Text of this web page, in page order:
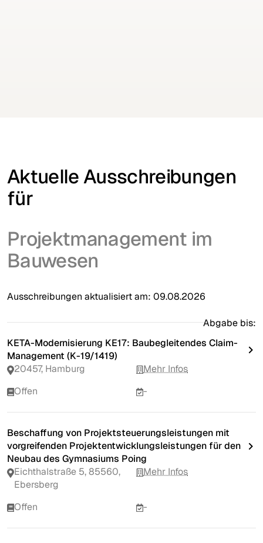
Aktuelle Ausschreibungen
für
Projektmanagement im
Bauwesen
Ausschreibungen aktualisiert am: 09.08.2026
Abgabe bis:
KETA-Modernisierung KE17: Baubegleitendes Claim-
Management (K-19/1419)
20457, Hamburg
Mehr Infos
Offen
-
Beschaffung von Projektsteuerungsleistungen mit
vorgreifenden Projektentwicklungsleistungen für den
Neubau des Gymnasiums Poing
Eichthalstraße 5, 85560,
Ebersberg
Mehr Infos
Offen -